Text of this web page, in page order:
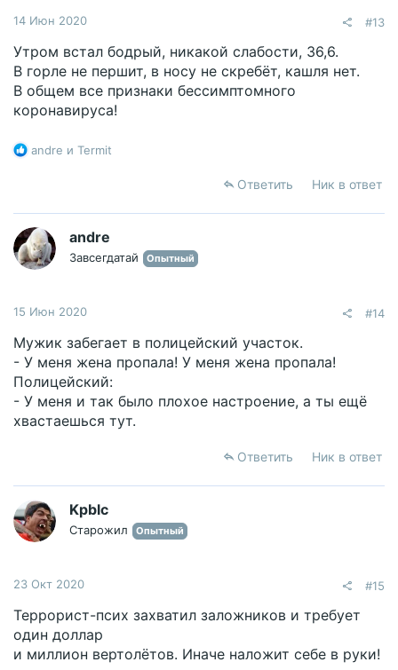
14 Июн 2020 #13
Утром встал бодрый, никакой слабости, 36,6.
В горле не першит, в носу не скребёт, кашля нет.
В общем все признаки бессимптомного
коронавируса!
Р
ц
и
и
:
andre и Termit
Ответить Ник в ответ
andre
Завсегдатай Опытный
15 Июн 2020 #14
Мужик забегает в полицейский участок.
- У меня жена пропала! У меня жена пропала!
Полицейский:
- У меня и так было плохое настроение, а ты ещё
хвастаешься тут.
Ответить Ник в ответ
Kpblc
Старожил Опытный
23 Окт 2020 #15
Террорист-псих захватил заложников и требует
один доллар
и миллион вертолётов. Иначе наложит себе в руки!